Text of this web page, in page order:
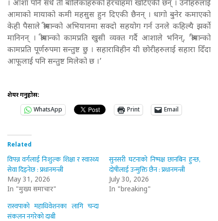
। आशा पनि सधैँ ती बालिकाहरुको हेरचाहमा खटिएकी छन् । उनीहरुलाई
आमाको मायाको कमी महसुस हुन दिएकी छैनन् । धागो बुनेर कमाएको
केही पैसाले श्रीमान्को अभियानमा सक्दो सहयोग गर्न उनले कहिल्यै झर्को
मानिनन् । श्रीमान्को कामप्रति खुसी व्यक्त गर्दै आशाले भनिन्, ‘श्रीमान्को
कामप्रति पूर्णरुपमा सन्तुष्ट छु । सहाराविहीन यी छोरीहरुलाई सहारा दिँदा
आफूलाई पनि सन्तुष्ट मिलेको छ ।’
शेयर गर्नुहोस:
WhatsApp
Print Email
Related
विपन्न वर्गलाई निःशुल्क शिक्षा र स्वास्थ्य
सेवा दिइनेछ : प्रधानमन्त्री
May 31, 2026
In "मुख्य समाचार"
सुनसरी घटनाको निष्पक्ष छानबिन हुन्छ,
दोषीलाई उन्मुक्ति छैन : प्रधानमन्त्री
July 30, 2026
In "breaking"
रास्वपाको महाधिवेशनका लागि चन्दा
संकलन नगरेको दाबी